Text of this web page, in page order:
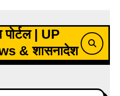
पोर्टल | UP
& शासनादेश